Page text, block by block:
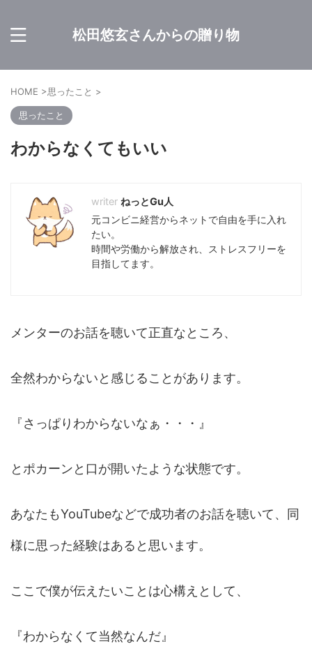
松田悠玄さんからの贈り物
HOME >思ったこと >
思ったこと
わからなくてもいい
ねっとGu人
元コンビニ経営からネットで自由を手に入れ
たい。
時間や労働から解放され、ストレスフリーを
目指してます。
メンターのお話を聴いて正直なところ、
全然わからないと感じることがあります。
『さっぱりわからないなぁ・・・』
とポカーンと口が開いたような状態です。
あなたもYouTubeなどで成功者のお話を聴いて、同
様に思った経験はあると思います。
ここで僕が伝えたいことは心構えとして、
『わからなくて当然なんだ』